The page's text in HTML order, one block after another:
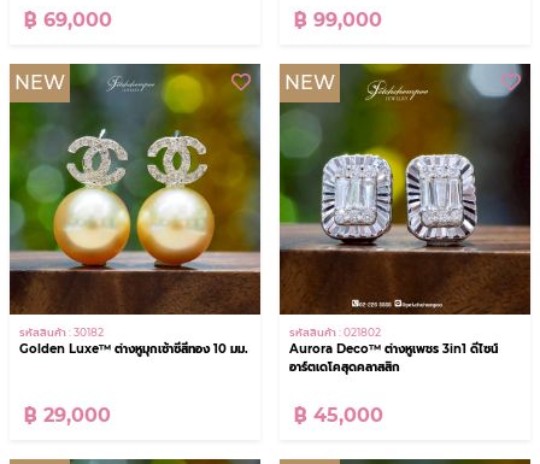
฿ 69,000 ฿ 99,000
NEW
รหัสสินค้า : 30182
Golden Luxe™ ต่างหูมุกเซ้าซีสีทอง 10 มม.
฿ 29,000
NEW
รหัสสินค้า : 021802
Aurora Deco™ ต่างหูเพชร 3in1 ดีไซน์
อาร์ตเดโคสุดคลาสสิก
฿ 45,000